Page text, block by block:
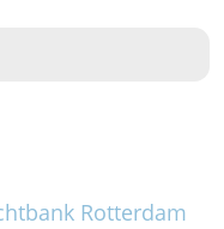
Rotterdam